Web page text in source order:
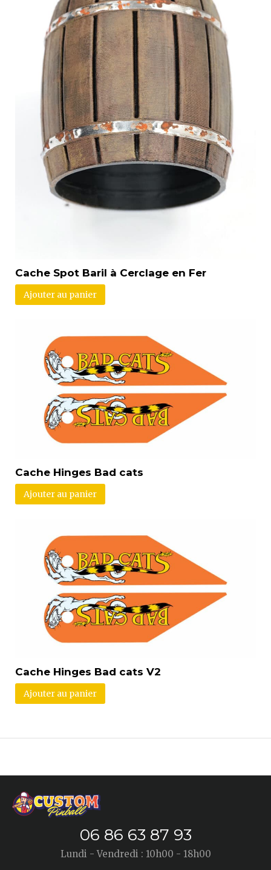
Cache Spot Baril à Cerclage en Fer
Ajouter au panier
Cache Hinges Bad cats
Ajouter au panier
Cache Hinges Bad cats V2
Ajouter au panier
06 86 63 87 93
Lundi - Vendredi : 10h00 - 18h00